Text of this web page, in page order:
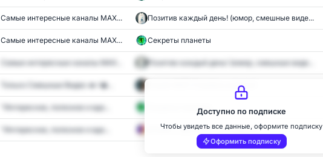
Самые интересные каналы МАХ... Позитив каждый день! (юмор, смешные виде...
Самые интересные каналы МАХ... Секреты планеты
Самые интересные каналы МАХ... Позитив каждый день! (юмор, смешные виде...
Только Смешные Видео 🔥⚡️... Строй-МАТ/ Стройка и ремонт
"Интересное, полезное и вдо... Секреты планеты
"Интересное, полезное и вдо... КРЫМ. С ДЕТЬМИ на ОТДЫХ🌴
Доступно по подписке
Чтобы увидеть все данные, оформите подписку
Оформить подписку